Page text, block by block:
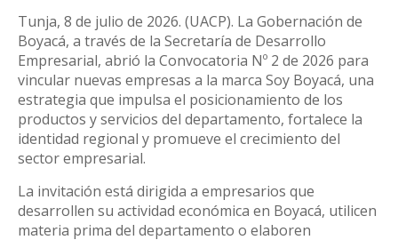
Tunja, 8 de julio de 2026. (UACP). La Gobernación de
Boyacá, a través de la Secretaría de Desarrollo
Empresarial, abrió la Convocatoria Nº 2 de 2026 para
vincular nuevas empresas a la marca Soy Boyacá, una
estrategia que impulsa el posicionamiento de los
productos y servicios del departamento, fortalece la
identidad regional y promueve el crecimiento del
sector empresarial.
La invitación está dirigida a empresarios que
desarrollen su actividad económica en Boyacá, utilicen
materia prima del departamento o elaboren